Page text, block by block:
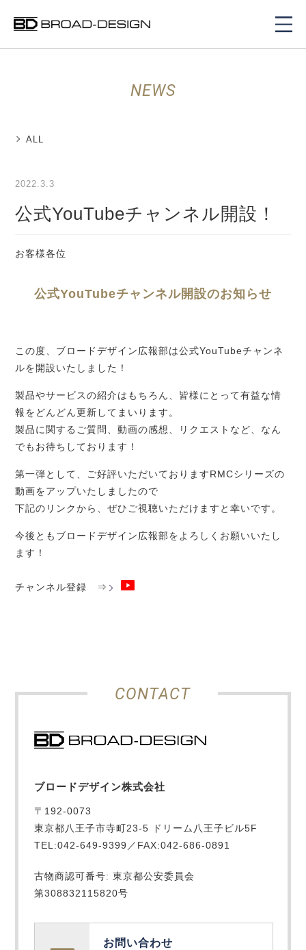
NEWS
ALL
2022.3.3
公式YouTubeチャンネル開設！
お客様各位
公式YouTubeチャンネル開設のお知らせ
この度、ブロードデザイン広報部は公式YouTubeチャンネ
ルを開設いたしました！
製品やサービスの紹介はもちろん、皆様にとって有益な情
報をどんどん更新してまいります。
製品に関するご質問、動画の感想、リクエストなど、なん
でもお待ちしております！
第一弾として、ご好評いただいておりますRMCシリーズの
動画をアップいたしましたので
下記のリンクから、ぜひご視聴いただけますと幸いです。
今後ともブロードデザイン広報部をよろしくお願いいたし
ます！
チャンネル登録 ⇒
CONTACT
ブロードデザイン株式会社
〒192-0073
東京都八王子市寺町23-5 ドリーム八王子ビル5F
TEL:042-649-9399／FAX:042-686-0891
古物商認可番号: 東京都公安委員会
第308832115820号
お問い合わせ